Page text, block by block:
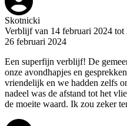
Skotnicki
Verblijf van 14 februari 2024 tot
26 februari 2024
Een superfijn verblijf! De
onze avondhapjes en
vriendelijk en we hadden zelfs
nadeel was de afstand tot het
de moeite waard. Ik zou zeker